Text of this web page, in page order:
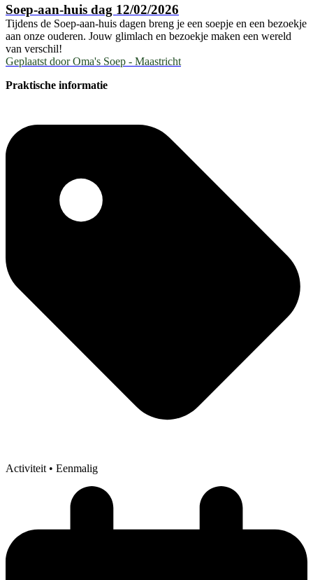
Soep-aan-huis dag 12/02/2026
Tijdens de Soep-aan-huis dagen breng je een soepje en een bezoekje
aan onze ouderen. Jouw glimlach en bezoekje maken een wereld
van verschil!
Geplaatst door Oma's Soep - Maastricht
Praktische informatie
Activiteit • Eenmalig